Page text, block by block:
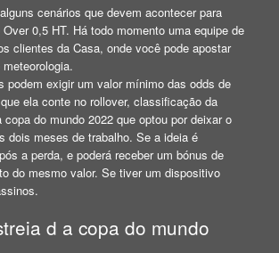
cenários que devem acontecer para
0,5 HT. Há todo momento uma equipe de
clientes da Casa, onde você pode apostar
podem exigir um valor mínimo das odds de
ela conte no rollover, classificação da
copa do mundo 2022 que optou por deixar o
dois meses de trabalho. Se a ideia é
a perda, e poderá receber um bónus de
do mesmo valor. Se tiver um dispositivo
d a copa do mundo